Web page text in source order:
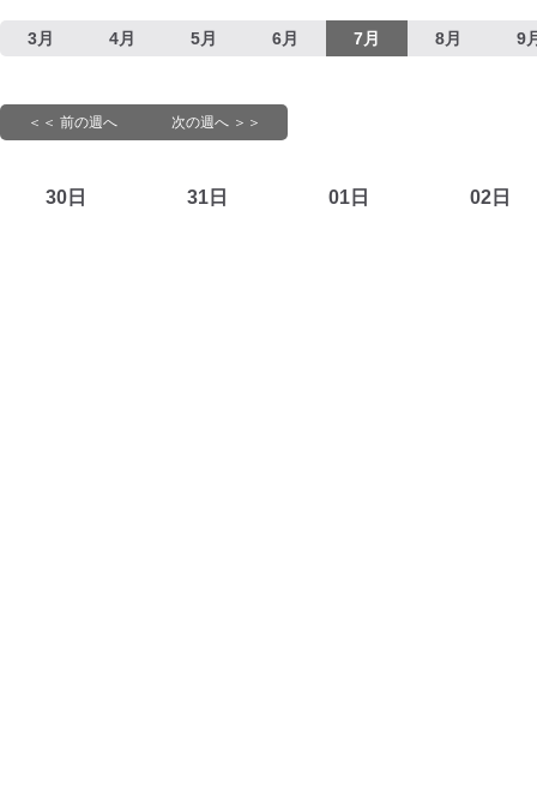
3月 4月 5月 6月 7月 8月 9
＜＜ 前の週へ 次の週へ ＞＞
30日 31日 01日 02日